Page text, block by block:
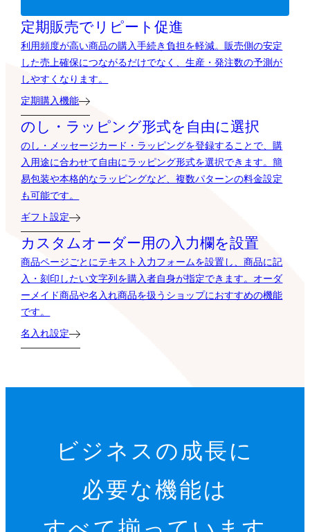
定期販売でリピート促進
利用頻度が高い商品の購入手続き負担を軽減。販売側の安定
した売上確保につながるだけでなく、生産・発注数の予測が
しやすくなります。
定期購入機能
のし・ラッピング形式を自由に選択
のし・メッセージカード・ラッピングを登録することで、購
入用途に合わせて自由にラッピング形式を選択できます。簡
易包装や本格的なラッピングなど、複数パターンの料金設定
も可能です。
ギフト設定
カスタムオーダー用の入力欄を設置
商品ページごとにテキスト入力フォームを設置し、商品に記
入・刻印したい文字列を購入者自身が指定できます。オーダ
ーメイド商品や名入れ商品を扱うショップにおすすめの機能
です。
名入れ設定
ビジネスの成長に
必要な機能は